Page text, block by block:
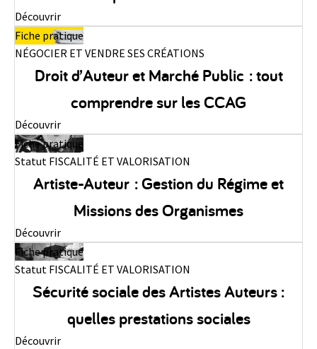
Découvrir
Fiche pratique
NÉGOCIER ET VENDRE SES CRÉATIONS
Droit d’Auteur et Marché Public : tout
comprendre sur les CCAG
Découvrir
Fiche pratique
Statut FISCALITÉ ET VALORISATION
Artiste-Auteur : Gestion du Régime et
Missions des Organismes
Découvrir
Fiche pratique
Statut FISCALITÉ ET VALORISATION
Sécurité sociale des Artistes Auteurs :
quelles prestations sociales
Découvrir